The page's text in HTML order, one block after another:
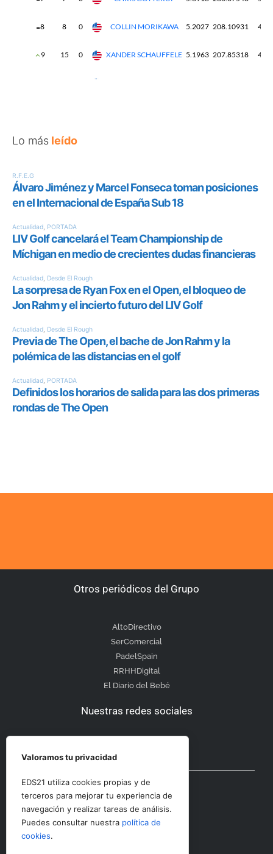
Lo más leído
Otros periódicos del Grupo
AltoDirectivo
SerComercial
PadelSpain
RRHHDigital
El Diario del Bebé
Nuestras redes sociales
Otras secciones
Contacto
Valoramos tu privacidad
EDS21 utiliza cookies propias y de
terceros para mejorar tu experiencia de
navegación y realizar tareas de análisis.
Puedes consultar nuestra política de
cookies.